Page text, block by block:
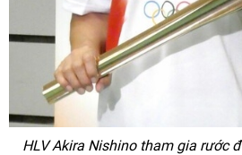
HLV Akira Nishino tham gia rước